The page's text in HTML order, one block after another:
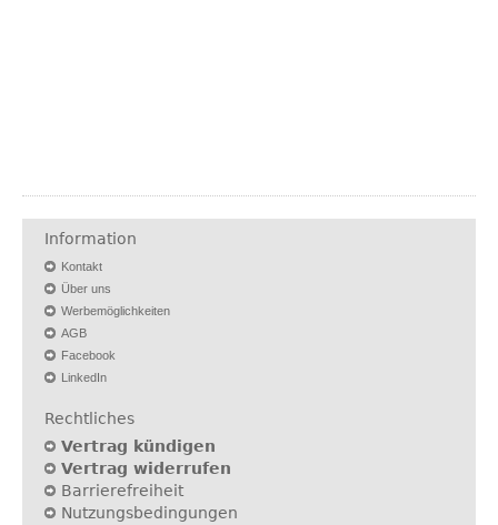
Information
Kontakt
Über uns
Werbemöglichkeiten
AGB
Facebook
LinkedIn
Rechtliches
Vertrag kündigen
Vertrag widerrufen
Barrierefreiheit
Nutzungsbedingungen